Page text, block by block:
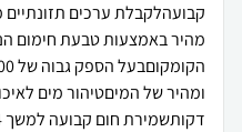
קבועהלקבלת ערכים תזונתיים
מהיר באמצעות טבעת חימום